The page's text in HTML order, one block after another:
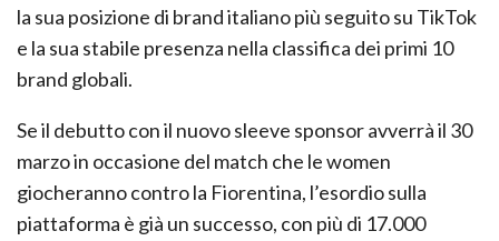
la sua posizione di brand italiano più seguito su TikTok
e la sua stabile presenza nella classifica dei primi 10
brand globali.
Se il debutto con il nuovo sleeve sponsor avverrà il 30
marzo in occasione del match che le women
giocheranno contro la Fiorentina, l’esordio sulla
piattaforma è già un successo, con più di 17.000